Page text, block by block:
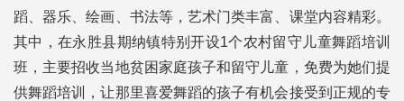
蹈、器乐、绘画、书法等，艺术门类丰富、课堂内容精彩。
其中，在永胜县期纳镇特别开设1个农村留守儿童舞蹈培训
班，主要招收当地贫困家庭孩子和留守儿童，免费为她们提
供舞蹈培训，让那里喜爱舞蹈的孩子有机会接受到正规的专